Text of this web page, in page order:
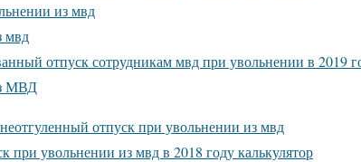
из мвд
мвд
отпуск сотрудникам мвд при увольнении в 2019
МВД
отпуск при увольнении из мвд
при увольнении из мвд в 2018 году калькулятор